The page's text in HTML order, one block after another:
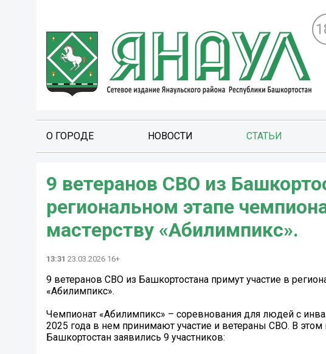
О ГОРОДЕ НОВОСТИ СТАТЬИ
9 ветеранов СВО из
региональном этапе
мастерству «Абилимпикс».
13:31 23.03.2026 16+
9 ветеранов СВО из Башкортостана примут участие в
«Абилимпикс».
Чемпионат «Абилимпикс» – соревнования для людей с
2025 года в нем принимают участие и ветераны СВО. В этом
Башкортостан заявились 9 участников: